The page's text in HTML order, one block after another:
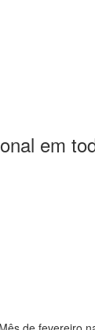
em